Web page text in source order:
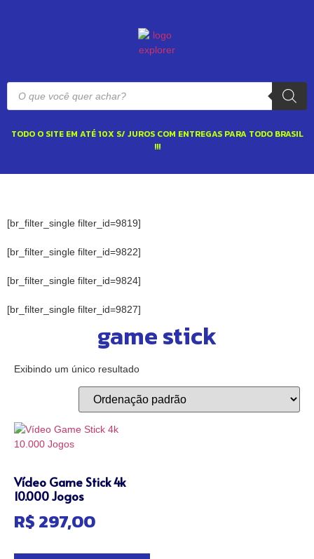
TODO O SITE EM ATÉ 10X S/ JUROS COM ENTREGAS PARA TODO BRASIL
!!!
[br_filter_single filter_id=9819]
[br_filter_single filter_id=9822]
[br_filter_single filter_id=9824]
[br_filter_single filter_id=9827]
game stick
Exibindo um único resultado
Vídeo Game Stick 4k
10.000 Jogos
R$297,00